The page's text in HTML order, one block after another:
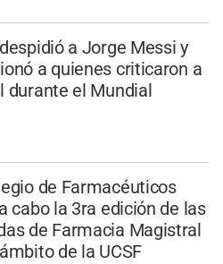
a Jorge Messi y
a quienes criticaron a
durante el Mundial
de Farmacéuticos
cabo la 3ra edición de las
de Farmacia Magistral
de la UCSF